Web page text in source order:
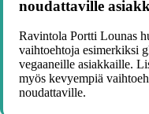
noudattaville
Ravintola Portti Lounas
vaihtoehtoja esimerkiksi
vegaaneille asiakkaille.
myös kevyempiä
noudattaville.